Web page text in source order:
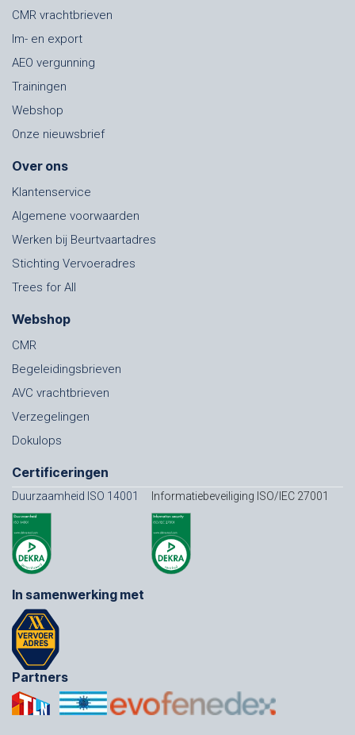
CMR vrachtbrieven
Im- en export
AEO vergunning
Trainingen
Webshop
Onze nieuwsbrief
Over ons
Klantenservice
Algemene voorwaarden
Werken bij Beurtvaartadres
Stichting Vervoeradres
Trees for All
Webshop
CMR
Begeleidingsbrieven
AVC vrachtbrieven
Verzegelingen
Dokulops
Certificeringen
Duurzaamheid ISO 14001 Informatiebeveiliging ISO/IEC 27001
In samenwerking met
Partners